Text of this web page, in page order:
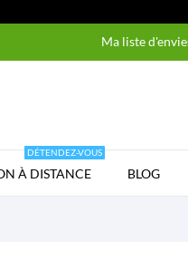
Ma liste
À DISTANCE
DÉTENDEZ-VOUS
BLOG